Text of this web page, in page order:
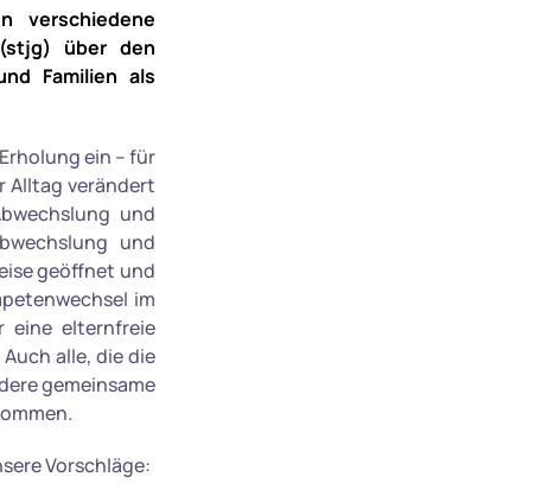
verschiedene
über den
Familien als
ein – für
Alltag verändert
und
und
geöffnet und
im
eine elternfreie
alle, die die
gemeinsame
Vorschläge: